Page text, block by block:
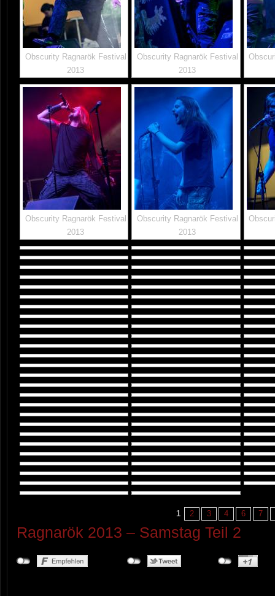
Obscurity Ragnarök Festival
2013
Obscurity Ragnarök Festival
2013
Obscurity Ragnarök Festival
2013
Obscurity Ragnarök Festival
2013
1 2 3 4 6 7
Ragnarök 2013 – Samstag Teil 2